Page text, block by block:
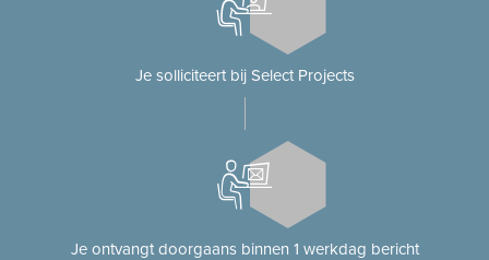
Je solliciteert bij Select Projects
Je ontvangt doorgaans binnen 1 werkdag bericht